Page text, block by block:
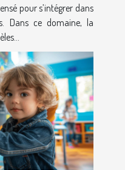
pour s’intégrer dans
Dans ce domaine, la